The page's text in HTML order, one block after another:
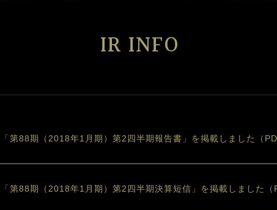
IR INFO
「第88期（2018年1月期）第2四半期報告書」を掲載しました（
「第88期（2018年1月期）第2四半期決算短信」を掲載しました